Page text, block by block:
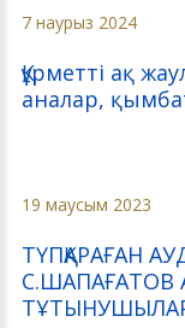
7 наурыз 2024
Құрметті ақ
аналар,
19 маусым 2023
ТҮПҚАРАҒАН